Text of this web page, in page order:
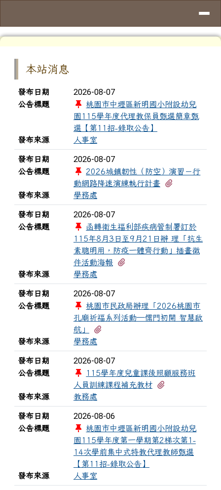
上中區域內容
本站消息
新聞列表
發布日期 2026-08-07
公告標題
桃園市中壢區新明國小附設幼兒
園115學年度代理教保員甄選簡章甄
選【第11招-錄取公告】
發布來源
人事室
發布日期 2026-08-07
公告標題
2026城鎮韌性（防空）演習－行
動網路降速演練執行計畫
發布來源
學務處
發布日期 2026-08-07
公告標題
函轉衛生福利部疾病管制署訂於
115年8月3日至9月21日辦 理「抗生
素聰明用，防疫一體齊行動」插畫徵
件活動海報
發布來源
學務處
發布日期 2026-08-07
公告標題
桃園市民政局辦理「2026桃園市
孔廟祈福系列活動—儒門初開 智慧啟
航」
發布來源
學務處
發布日期 2026-08-07
公告標題
115學年度兒童課後照顧服務班
人員訓練課程補充教材
發布來源
教務處
發布日期 2026-08-06
公告標題
桃園市中壢區新明國小附設幼兒
園115學年度第一學期第2梯次第1-
14次學前集中式特教代理教師甄選
【第11招-錄取公告】
發布來源
人事室